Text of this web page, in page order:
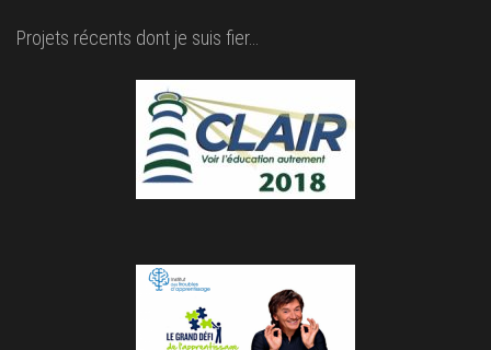
Projets récents dont je suis fier…